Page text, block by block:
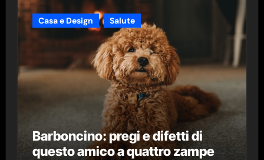
Casa e Design Salute
Barboncino: pregi e difetti di
questo amico a quattro zampe